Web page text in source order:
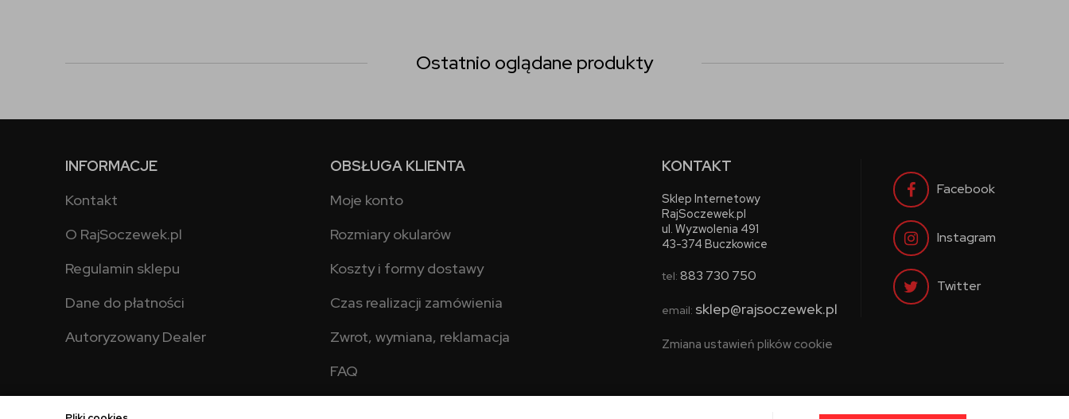
Ostatnio oglądane produkty
INFORMACJE
Kontakt
O RajSoczewek.pl
Regulamin sklepu
Dane do płatności
Autoryzowany Dealer
OBSŁUGA KLIENTA
Moje konto
Rozmiary okularów
Koszty i formy dostawy
Czas realizacji zamówienia
Zwrot, wymiana, reklamacja
FAQ
KONTAKT
Sklep Internetowy
RajSoczewek.pl
ul. Wyzwolenia 491
43-374 Buczkowice
tel: 883 730 750
email: sklep@rajsoczewek.pl
Zmiana ustawień plików cookie
Facebook
Instagram
Twitter